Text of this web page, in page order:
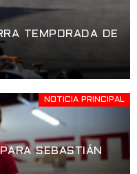
TEMPORADA DE
NOTICIA PRINCIPAL
SEBASTIÁN